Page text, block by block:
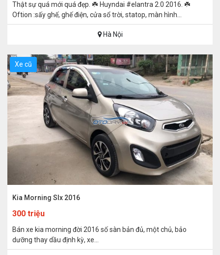
Thật sự quá mới quá đẹp. ☘️ Huyndai #elantra 2.0 2016. ☘️
Oftion :sấy ghế, ghế điện, cửa sổ trời, statop, màn hình...
Hà Nội
Xe cũ
Kia Morning Slx 2016
300 triệu
Bán xe kia morning đời 2016 số sàn bản đủ, một chủ, bảo
dưỡng thay dầu định kỳ, xe...